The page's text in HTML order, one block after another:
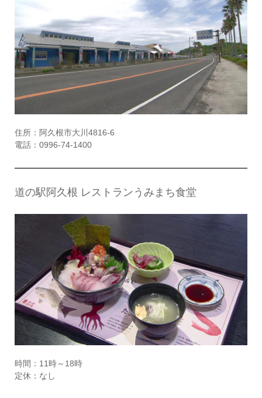
住所：阿久根市大川4816-6
電話：0996-74-1400
道の駅阿久根 レストランうみまち食堂
時間：11時～18時
定休：なし